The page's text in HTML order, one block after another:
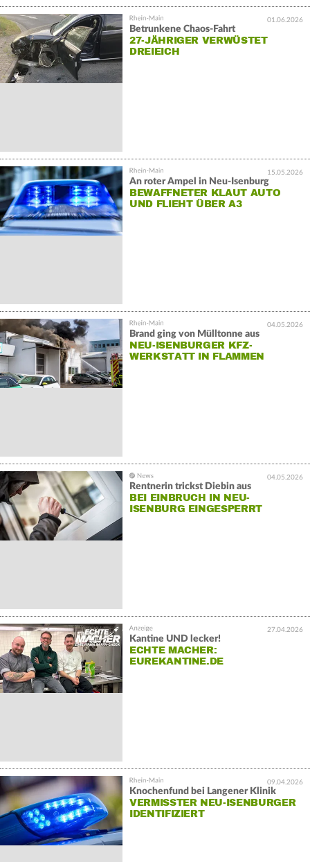
01.06.2026
Betrunkene Chaos-Fahrt
27-JÄHRIGER VERWÜSTET
DREIEICH
15.05.2026
An roter Ampel in Neu-Isenburg
BEWAFFNETER KLAUT AUTO
UND FLIEHT ÜBER A3
04.05.2026
Brand ging von Mülltonne aus
NEU-ISENBURGER KFZ-
WERKSTATT IN FLAMMEN
04.05.2026
Rentnerin trickst Diebin aus
BEI EINBRUCH IN NEU-
ISENBURG EINGESPERRT
27.04.2026
Kantine UND lecker!
ECHTE MACHER:
EUREKANTINE.DE
09.04.2026
Knochenfund bei Langener Klinik
VERMISSTER NEU-ISENBURGER
IDENTIFIZIERT